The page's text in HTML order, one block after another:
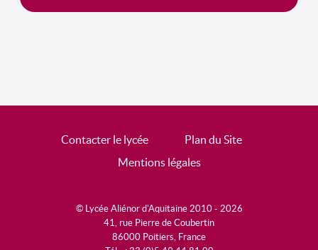
Contacter le lycée
Plan du Site
Mentions légales
© Lycée Aliénor d'Aquitaine 2010 - 2026
41, rue Pierre de Coubertin
86000 Poitiers, France